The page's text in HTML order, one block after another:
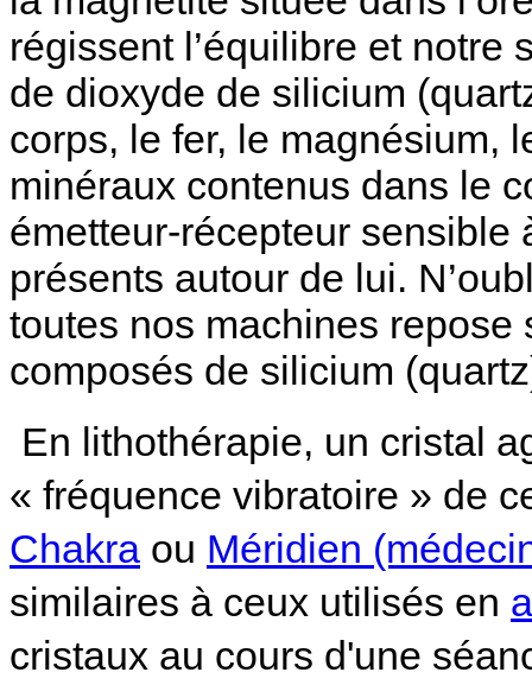
régissent l’équilibre et notre
de dioxyde de silicium
corps, le fer, le magnésium,
minéraux contenus dans le
émetteur-récepteur sensible
présents autour de lui.
toutes nos machines
composés de silicium
En lithothérapie, un cristal
« fréquence vibratoire » de
Chakra ou Méridien
similaires à ceux utilisés en
cristaux au cours d'une